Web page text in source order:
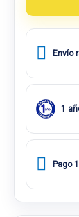
Envío
1
Pago